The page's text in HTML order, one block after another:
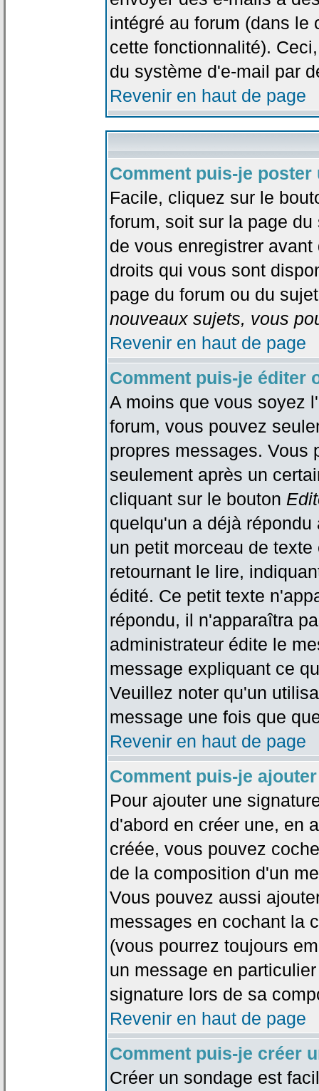
intégré au forum (dans le
cette fonctionnalité).
du système d'e-mail par
Revenir en haut de page
Comment puis-je
Facile, cliquez sur le
forum, soit sur la page
de vous enregistrer
droits qui vous sont
page du forum ou du
nouveaux sujets, vous
Revenir en haut de page
Comment puis-je éditer
A moins que vous soyez
forum, vous pouvez
propres messages. Vous
seulement après un
cliquant sur le bouton
quelqu'un a déjà
un petit morceau de
retournant le lire,
édité. Ce petit texte
répondu, il n'apparaîtra
administrateur édite le
message expliquant ce
Veuillez noter qu'un
message une fois que
Revenir en haut de page
Comment puis-je
Pour ajouter une
d'abord en créer une, en
créée, vous pouvez
de la composition d'un
Vous pouvez aussi
messages en cochant la
(vous pourrez toujours
un message en
signature lors de sa
Revenir en haut de page
Comment puis-je créer
Créer un sondage est